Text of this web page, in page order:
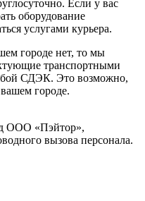
Если у вас
оборудование
услугами курьера.
городе нет, то мы
транспортными
СДЭК. Это возможно,
городе.
ООО «Пэйтор»,
вызова персонала.